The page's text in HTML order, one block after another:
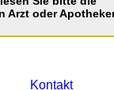
Arzt oder
Kontakt